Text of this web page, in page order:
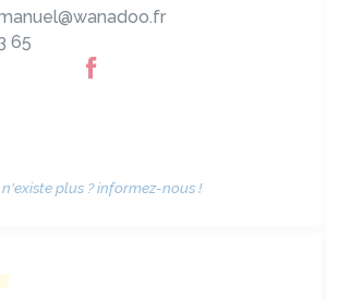
65
plus ? informez-nous !